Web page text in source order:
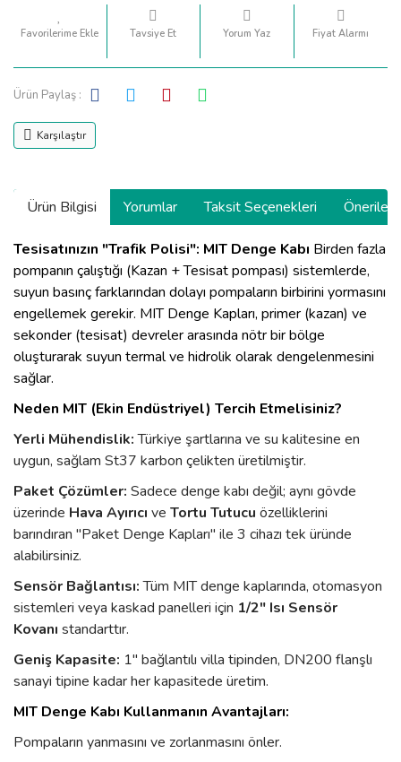
Tavsiye Et Yorum Yaz Fiyat Alarmı
Ürün Paylaş :
Karşılaştır
Ürün Bilgisi Yorumlar Taksit Seçenekleri
Tesisatınızın "Trafik Polisi": MIT Denge Kabı Birden fazla
pompanın çalıştığı (Kazan + Tesisat pompası) sistemlerde,
suyun basınç farklarından dolayı pompaların birbirini yormasını
engellemek gerekir. MIT Denge Kapları, primer (kazan) ve
sekonder (tesisat) devreler arasında nötr bir bölge
oluşturarak suyun termal ve hidrolik olarak dengelenmesini
sağlar.
Neden MIT (Ekin Endüstriyel) Tercih Etmelisiniz?
Yerli Mühendislik:Türkiye şartlarına ve su kalitesine en
uygun, sağlam St37 karbon çelikten üretilmiştir.
Paket Çözümler: Sadece denge kabı değil; aynı gövde
üzerinde Hava Ayırıcı ve Tortu Tutucu özelliklerini
barındıran "Paket Denge Kapları" ile 3 cihazı tek üründe
alabilirsiniz.
Sensör Bağlantısı:Tüm MIT denge kaplarında, otomasyon
sistemleri veya kaskad panelleri için 1/2" Isı Sensör
Kovanı standarttır.
Geniş Kapasite: 1" bağlantılı villa tipinden, DN200 flanşlı
sanayi tipine kadar her kapasitede üretim.
MIT Denge Kabı Kullanmanın Avantajları:
Pompaların yanmasını ve zorlanmasını önler.